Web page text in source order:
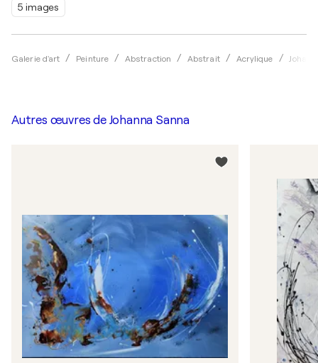
5 images
Galerie d'art Peinture Abstraction Abstrait Acrylique
Autres œuvres de Johanna Sanna